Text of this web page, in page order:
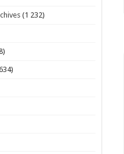
(1 232)